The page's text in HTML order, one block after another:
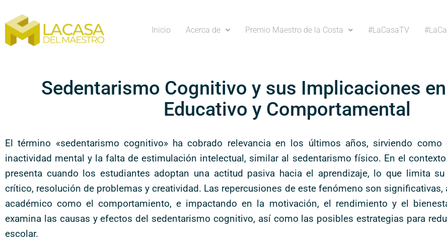
Inicio Acerca de Premio Maestro de la Costa #LaCasaTV
Sedentarismo Cognitivo y sus Implicaciones
Educativo y Comportamental
El término «sedentarismo cognitivo» ha cobrado relevancia en los últimos años, sirviendo
inactividad mental y la falta de estimulación intelectual, similar al sedentarismo físico. En el
presenta cuando los estudiantes adoptan una actitud pasiva hacia el aprendizaje, lo que limita
crítico, resolución de problemas y creatividad. Las repercusiones de este fenómeno son
académico como el comportamiento, e impactando en la motivación, el rendimiento y el
examina las causas y efectos del sedentarismo cognitivo, así como las posibles estrategias para
escolar.